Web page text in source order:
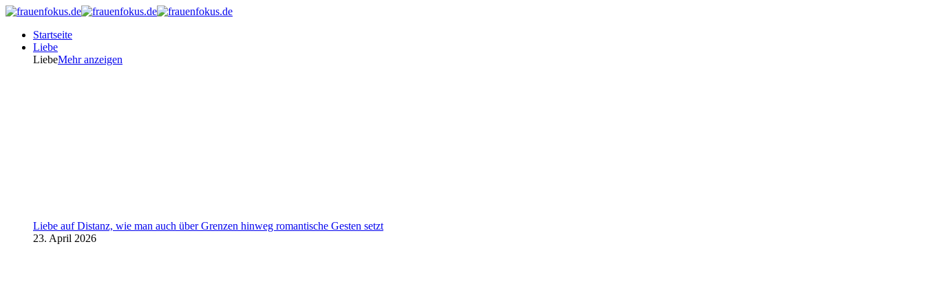
Startseite
Liebe
LiebeMehr anzeigen
Liebe auf Distanz, wie man auch über Grenzen hinweg romantische Gesten setzt
23. April 2026